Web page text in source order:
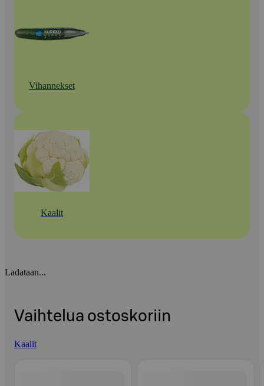
Vihannekset
Kaalit
Ladataan...
Vaihtelua ostoskoriin
Kaalit